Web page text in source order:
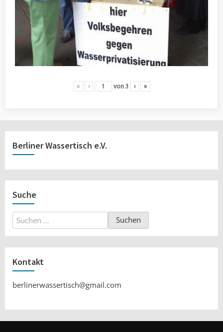
« ‹ von 3 › »
Berliner Wassertisch e.V.
Suche
Suchen
nach:
Kontakt
berlinerwassertisch@gmail.com